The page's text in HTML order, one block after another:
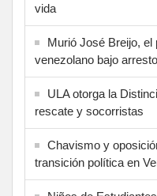
vida
Murió José Breijo,
venezolano bajo
ULA otorga la
rescate y socorristas
Chavismo y
transición política en